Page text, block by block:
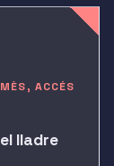
ACCÉS
lladre